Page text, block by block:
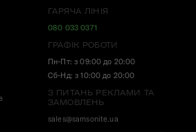
ГАРЯЧА ЛІНІЯ
080 033 0371
ГРАФІК РОБОТИ
Пн-Пт: з 09:00 до 20:00
Сб-Нд: з 10:00 до 20:00
З ПИТАНЬ РЕКЛАМИ ТА
ЗАМОВЛЕНЬ
sales@samsonite.ua